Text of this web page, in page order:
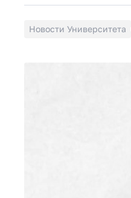
Новости Университета